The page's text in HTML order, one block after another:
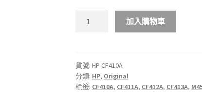
$1,288.00
原
廠
LaserJet
加入購物車
貨號: HP CF410A
分類: HP, Original
標籤: CF410A, CF411A, CF412A, CF413A,